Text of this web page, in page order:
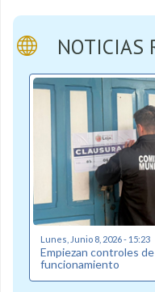
NOTICIAS
Lunes, Junio 8, 2026 - 15:23
Empiezan controles
funcionamiento